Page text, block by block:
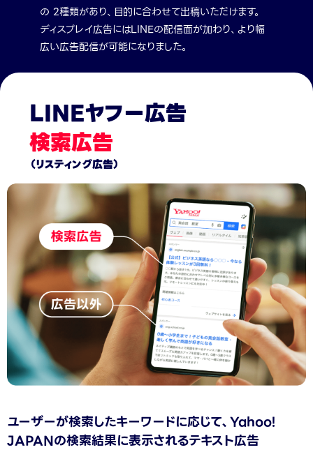
の 2種類があり、目的に合わせて出稿いただけます。
ディスプレイ広告にはLINEの配信面が加わり、より幅
広い広告配信が可能になりました。
LINEヤフー広告
検索広告
（リスティング広告）
ユーザーが検索したキーワードに応じて、Yahoo!
JAPANの検索結果に表示されるテキスト広告